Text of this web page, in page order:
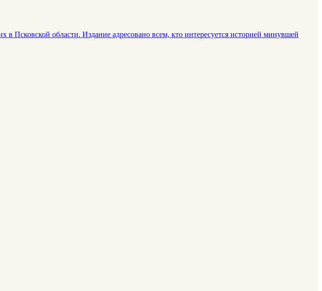
Псковской области. Издание адресовано всем, кто интересуется историей минувшей